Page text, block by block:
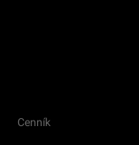
Cenník